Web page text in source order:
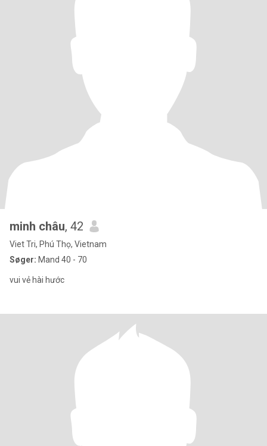
minh châu, 42
Viet Tri, Phú Thọ, Vietnam
Søger: Mand 40 - 70
vui vẻ hài hước